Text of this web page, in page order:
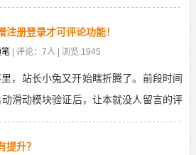
，不支持手机端下载。我就弃...
注册登录才可评论功能！
笔 | 评论：7人 | 浏览:1945
，站长小兔又开始瞎折腾了。前段时间
滑动模块验证后，让本就没人留言的评
你关闭评论，不就行了吗？关...
提升？